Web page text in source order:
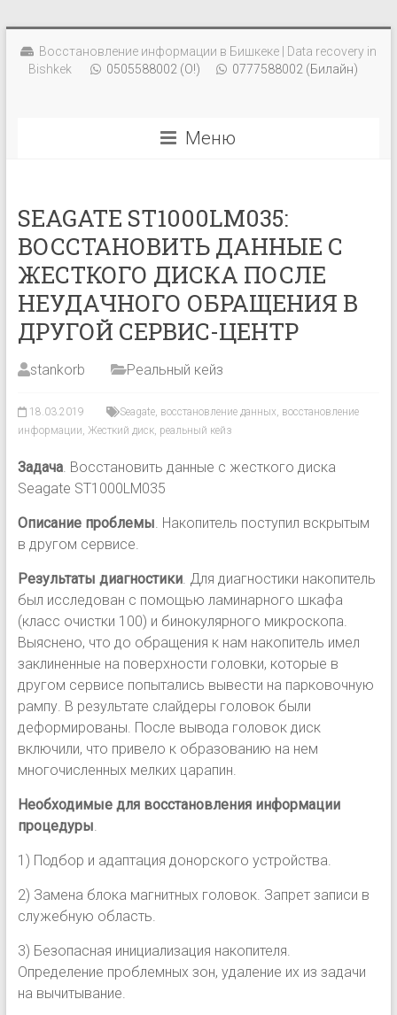
Восстановление информации в Бишкеке | Data recovery in
Bishkek
0505588002 (О!) 0777588002 (Билайн)
Меню
SEAGATE ST1000LM035:
ВОССТАНОВИТЬ ДАННЫЕ С
ЖЕСТКОГО ДИСКА ПОСЛЕ
НЕУДАЧНОГО ОБРАЩЕНИЯ В
ДРУГОЙ СЕРВИС-ЦЕНТР
stankorb Реальный кейз
18.03.2019 Seagate, восстановление данных, восстановление
информации, Жесткий диск, реальный кейз
Задача. Восстановить данные с жесткого диска
Seagate ST1000LM035
Описание проблемы. Накопитель поступил вскрытым
в другом сервисе.
Результаты диагностики. Для диагностики накопитель
был исследован с помощью ламинарного шкафа
(класс очистки 100) и бинокулярного микроскопа.
Выяснено, что до обращения к нам накопитель имел
заклиненные на поверхности головки, которые в
другом сервисе попытались вывести на парковочную
рампу. В результате слайдеры головок были
деформированы. После вывода головок диск
включили, что привело к образованию на нем
многочисленных мелких царапин.
Необходимые для восстановления информации
процедуры.
1) Подбор и адаптация донорского устройства.
2) Замена блока магнитных головок. Запрет записи в
служебную область.
3) Безопасная инициализация накопителя.
Определение проблемных зон, удаление их из задачи
на вычитывание.